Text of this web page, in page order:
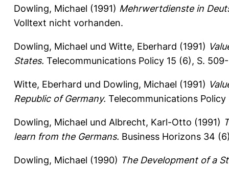
Dowling, Michael (1991) Mehrwertdienste in
Volltext nicht vorhanden.
Dowling, Michael und Witte, Eberhard (1991)
States. Telecommunications Policy 15 (6), S.
Witte, Eberhard und Dowling, Michael (1991)
Republic of Germany. Telecommunications
Dowling, Michael und Albrecht, Karl-Otto (1991)
learn from the Germans. Business Horizons 34
Dowling, Michael (1990) The Development of a